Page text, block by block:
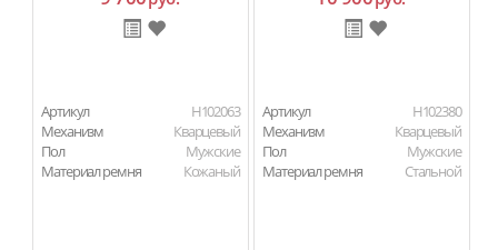
Артикул
H102063
Механизм
Кварцевый
Пол
Мужские
Материал ремня
Кожаный
Артикул
H102380
Механизм
Кварцевый
Пол
Мужские
Материал ремня
Стальной